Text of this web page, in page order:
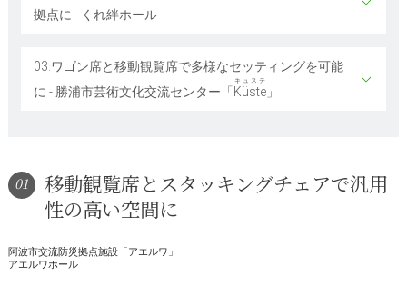
拠点に - くれ絆ホール
03.ワゴン席と移動観覧席で多様なセッティングを可能
に - 勝浦市芸術文化交流センター「 Küste
キュステ
」
01
移動観覧席とスタッキングチェアで汎用
性の高い空間に
阿波市交流防災拠点施設「アエルワ」
アエルワホール